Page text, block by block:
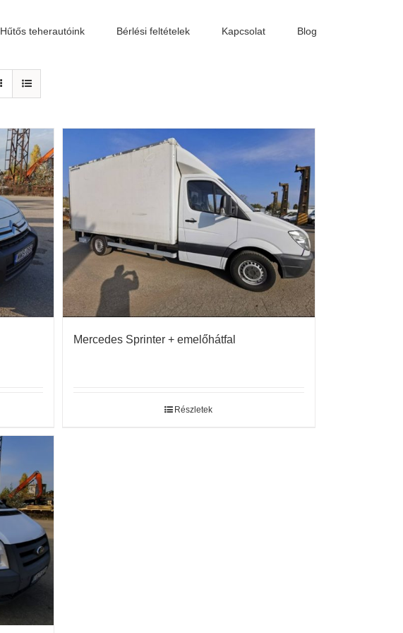
Hűtős teherautóink Bérlési feltételek Kapcsolat Blog
Mercedes Sprinter + emelőhátfal
Részletek